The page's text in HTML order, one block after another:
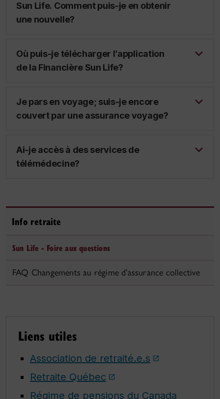
Sun Life. Comment puis-je en obtenir
une nouvelle?
Où puis-je télécharger l’application
de la Financière Sun Life?
Je pars en voyage; suis-je encore
couvert par une assurance voyage?
Ai-je accès à des services de
télémédecine?
Info retraite
Sun Life - Foire aux questions
FAQ Changements au régime d’assurance collective
Liens utiles
Association de retraité.e.s
Retraite Québec
Régime de pensions du Canada